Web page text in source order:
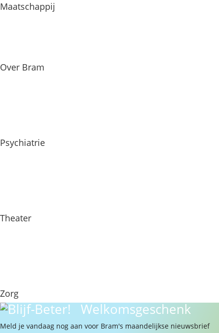
Maatschappij
Over Bram
Psychiatrie
Theater
Zorg
Welkomsgeschenk
Meld je vandaag nog aan voor Bram's maandelijkse nieuwsbrief